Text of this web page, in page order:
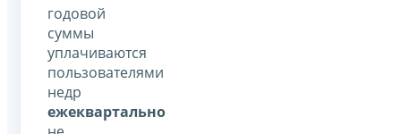
годовой
суммы
уплачиваются
пользователями
недр
ежеквартально